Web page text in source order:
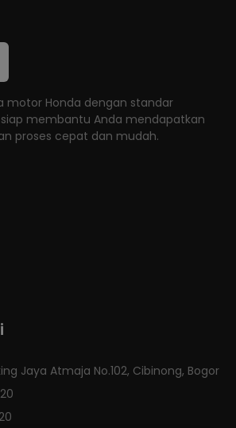
motor Honda dengan standar
siap membantu Anda mendapatkan
proses cepat dan mudah.
Jaya Atmaja No.102, Cibinong, Bogor